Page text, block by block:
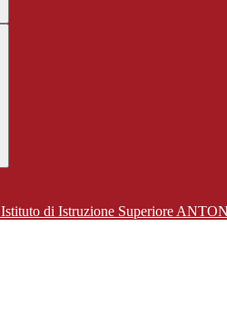
Istituto di Istruzione Superiore